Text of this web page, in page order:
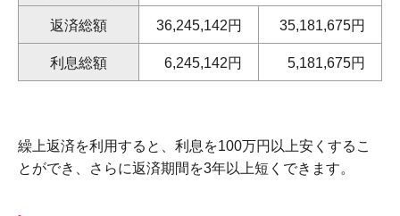
返済総額 36,245,142円 35,181,675円
利息総額 6,245,142円 5,181,675円
繰上返済を利用すると、利息を100万円以上安くするこ
とができ、さらに返済期間を3年以上短くできます。